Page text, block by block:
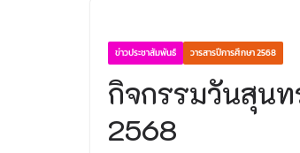
ข่าวประชาสัมพันธ์ วารสารปีการศึกษา 2568
กิจกรรมวันสุน
2568